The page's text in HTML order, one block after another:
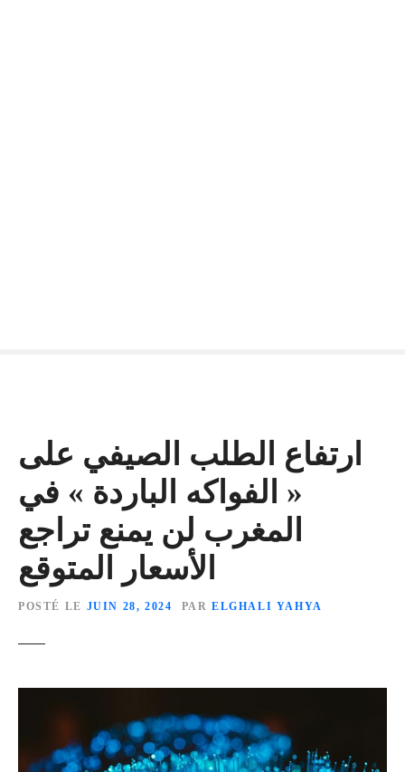
ارتفاع الطلب الصيفي على
« الفواكه الباردة » في
المغرب لن يمنع تراجع
الأسعار المتوقع
POSTÉ LE JUIN 28, 2024 PAR ELGHALI YAHYA